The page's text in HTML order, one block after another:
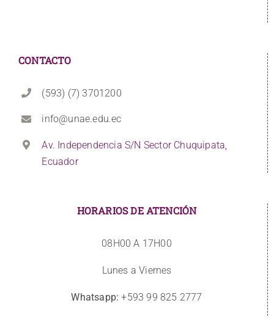
CONTACTO
(593) (7) 3701200
info@unae.edu.ec
Av. Independencia S/N Sector Chuquipata,
Ecuador
HORARIOS DE ATENCIÓN
08H00 A 17H00
Lunes a Viernes
Whatsapp: +593 99 825 2777